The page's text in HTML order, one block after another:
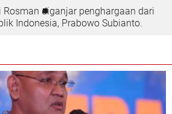
Rosman diganjar penghargaan dari
Indonesia, Prabowo Subianto.